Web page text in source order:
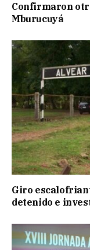
Confirmaron
Mburucuyá
Giro
detenido e